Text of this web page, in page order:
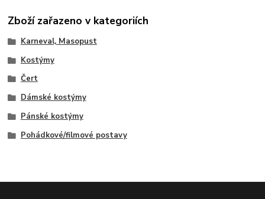
Zboží zařazeno v kategoriích
Karneval, Masopust
Kostýmy
Čert
Dámské kostýmy
Pánské kostýmy
Pohádkové/filmové postavy